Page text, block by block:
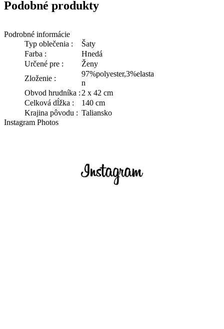
Podrobné informácie
Typ oblečenia :
Šaty
Farba :
Hnedá
Určené pre :
Ženy
Zloženie :
97%polyester,3%elasta
n
Obvod hrudníka :2 x 42 cm
Celková dĺžka :
140 cm
Krajina pôvodu : Taliansko
Instagram Photos
Podobné produkty